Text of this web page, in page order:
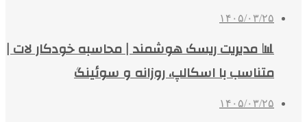
۱۴۰۵/۰۳/۲۵
📊 مدیریت ریسک هوشمند | محاسبه خودکار لات |
متناسب با اسکالپ، روزانه و سوئینگ
۱۴۰۵/۰۳/۲۵